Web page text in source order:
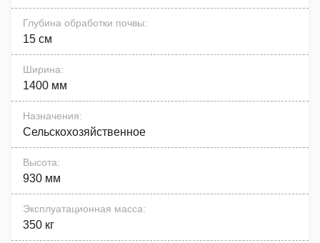
Глубина обработки почвы:
15 см
Ширина:
1400 мм
Назначения:
Сельскохозяйственное
Высота:
930 мм
Эксплуатационная масса:
350 кг